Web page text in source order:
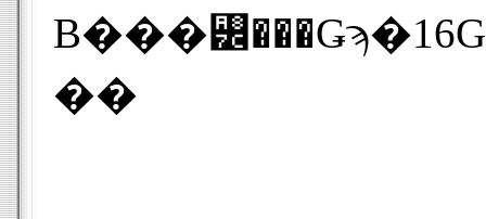
��